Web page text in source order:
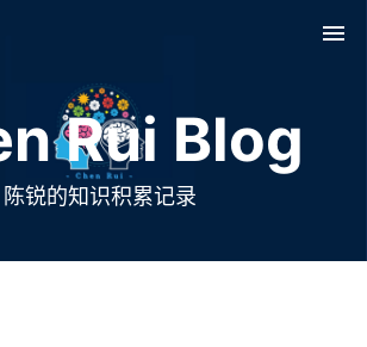
Rui Blog
陈锐的知识积累记录